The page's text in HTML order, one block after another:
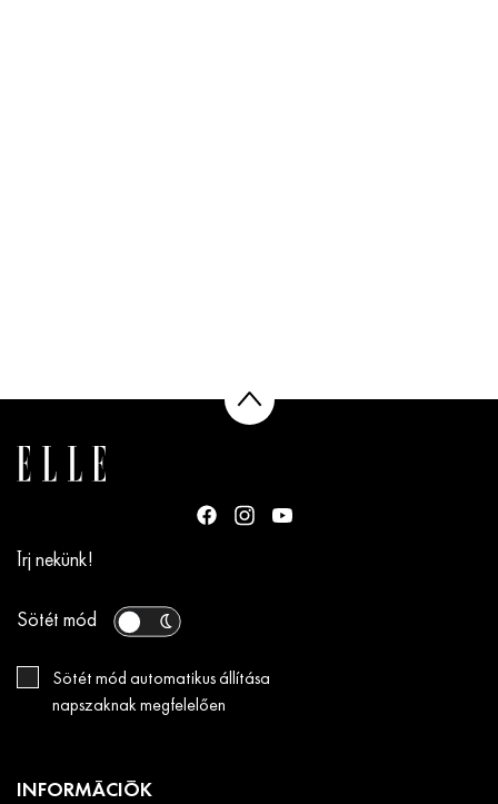
Írj nekünk!
Sötét mód
Sötét mód automatikus állítása
napszaknak megfelelően
INFORMÁCIÓK